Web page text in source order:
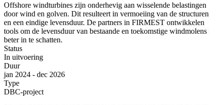
Offshore windturbines zijn onderhevig aan wisselende belastingen
door wind en golven. Dit resulteert in vermoeiing van de structuren
en een eindige levensduur. De partners in FIRMEST ontwikkelen
tools om de levensduur van bestaande en toekomstige windmolens
beter in te schatten.
Status
In uitvoering
Duur
jan 2024 - dec 2026
Type
DBC-project